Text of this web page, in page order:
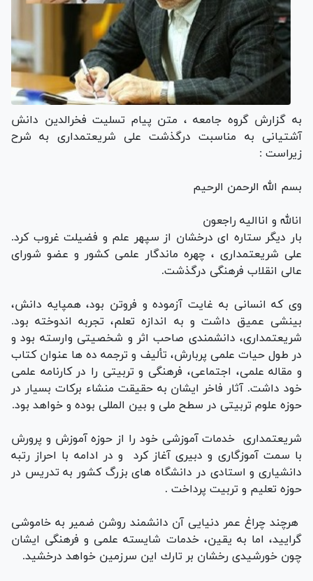
به گزارش گروه جامعه ، متن پیام تسلیت فخرالدین دانش
آشتیانی به مناسبت درگذشت علی شریعتمداری به شرح
زیراست :
بسم الله الرحمن الرحیم
انالله و اناالیه راجعون
بار دیگر ستاره ای درخشان از سپهر علم و فضیلت غروب كرد.
علی شریعتمداری ، چهره ماندگار علمی كشور و عضو شورای
عالی انقلاب فرهنگی درگذشت.
وی كه انسانی به غایت آزموده و فروتن بود، همپایه دانش،
بینشی عمیق داشت و به اندازه تعلم، تجربه اندوخته بود.
شریعتمداری، دانشمندی صاحب اثر و شخصیتی وارسته بود و
در طول حیات علمی پربارش، تألیف و ترجمه ده ها عنوان كتاب
و مقاله علمی، اجتماعی، فرهنگی و تربیتی را در كارنامه علمی
خود داشت. آثار فاخر ایشان به حقیقت منشاء بركات بسیار در
حوزه علوم تربیتی در سطح ملی و بین المللی بوده و خواهد بود.
شریعتمداری خدمات آموزشی خود را از حوزه آموزش و پرورش
با سمت آموزگاری و دبیری آغاز كرد و در ادامه با احراز رتبه
دانشیاری و استادی در دانشگاه های بزرگ كشور به تدریس در
حوزه تعلیم و تربیت پرداخت .
هرچند چراغ عمر دنیایی آن دانشمند روشن ضمیر به خاموشی
گرایید، اما به یقین، خدمات شایسته علمی و فرهنگی ایشان
چون خورشیدی رخشان بر تارك این سرزمین خواهد درخشید.